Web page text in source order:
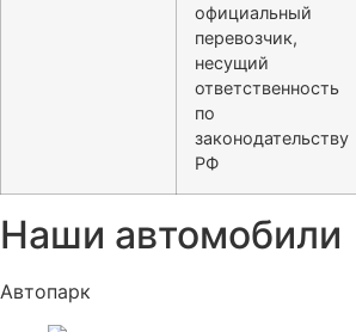
официальный
перевозчик,
несущий
ответственность
по
законодательству
РФ
Наши автомобили
Автопарк